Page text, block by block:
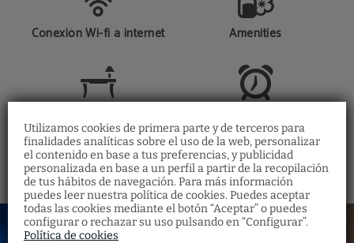
Utilizamos cookies de primera parte y de terceros para
finalidades analíticas sobre el uso de la web, personalizar
el contenido en base a tus preferencias, y publicidad
personalizada en base a un perfil a partir de la recopilación
de tus hábitos de navegación. Para más información
puedes leer nuestra política de cookies. Puedes aceptar
todas las cookies mediante el botón “Aceptar” o puedes
configurar o rechazar su uso pulsando en “Configurar”.
Política de cookies
Conexión Wi-fi a internet Amenities
Restaurante Santa
Fosca
Descubre la gastronomía veneciana en
nuestro Restaurante Ostaria Santa Fosca
donde podrás degustar una gran variedad
de platos típicos de la cocina regional con